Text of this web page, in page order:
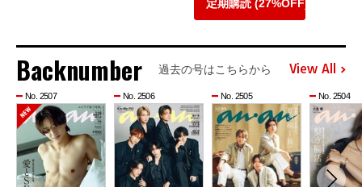
定期購読 (27%OFF)
Backnumber 過去の号はこちらから View All
No. 2507 No. 2506 No. 2505 No. 2504